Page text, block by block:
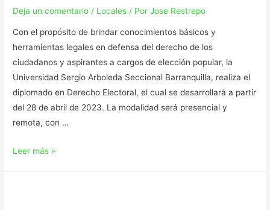
Deja un comentario / Locales / PorJose Restrepo
Con el propósito de brindar conocimientos básicos y
herramientas legales en defensa del derecho de los
ciudadanos y aspirantes a cargos de elección popular, la
Universidad Sergio Arboleda Seccional Barranquilla, realiza el
diplomado en Derecho Electoral, el cual se desarrollará a partir
del 28 de abril de 2023. La modalidad será presencial y
remota, con …
Leer más »